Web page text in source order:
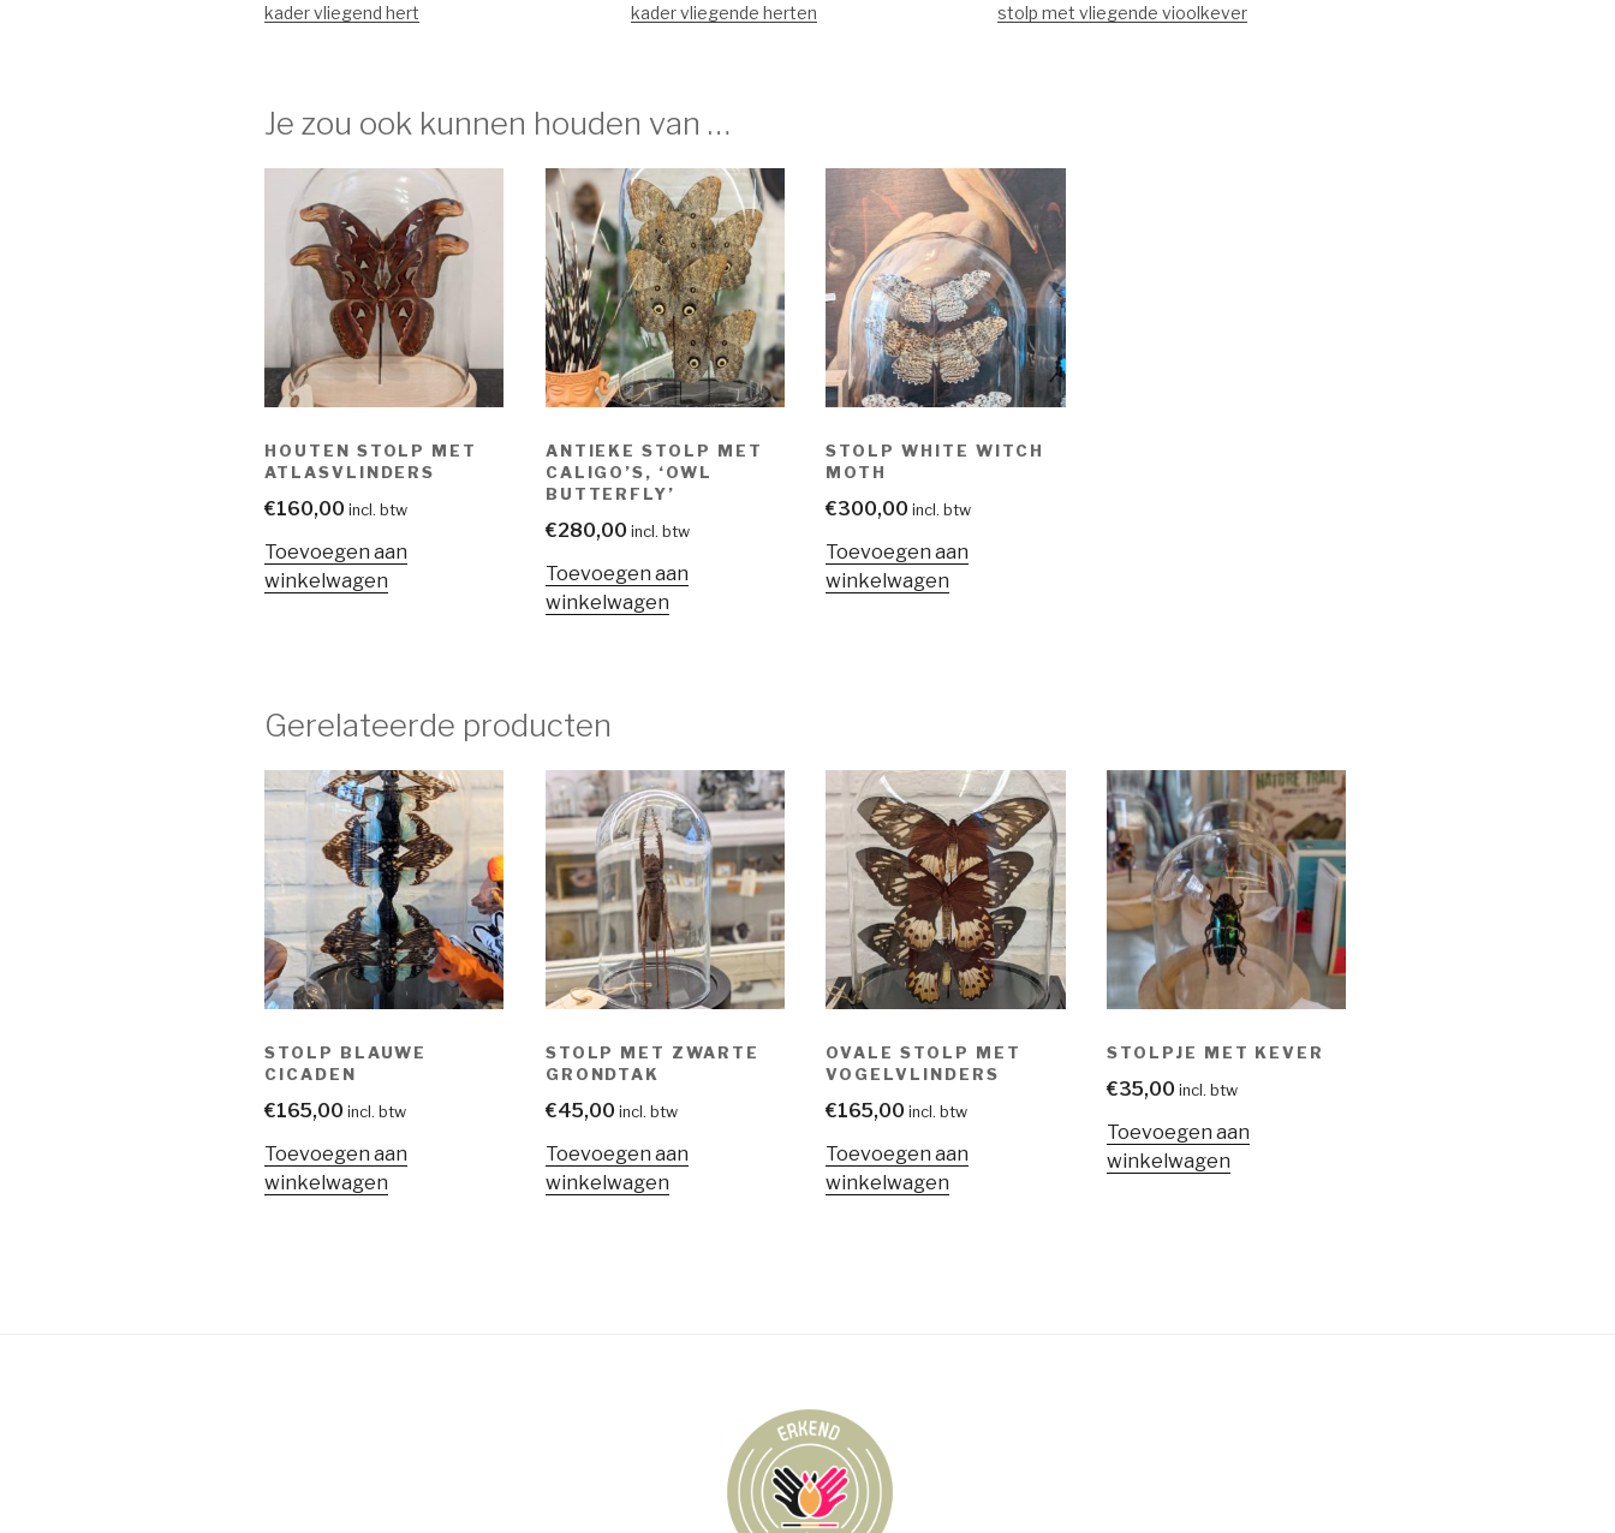
kader vliegend hert kader vliegende herten stolp met vliegende vioolkever
Je zou ook kunnen houden van …
HOUTEN STOLP MET
ATLASVLINDERS
€160,00 incl. btw
Toevoegen aan
winkelwagen
ANTIEKE STOLP MET
CALIGO’S, ‘OWL
BUTTERFLY’
€280,00 incl. btw
Toevoegen aan
winkelwagen
STOLP WHITE WITCH
MOTH
€300,00 incl. btw
Toevoegen aan
winkelwagen
Gerelateerde producten
STOLP BLAUWE
CICADEN
€165,00 incl. btw
Toevoegen aan
winkelwagen
STOLP MET ZWARTE
GRONDTAK
€45,00 incl. btw
Toevoegen aan
winkelwagen
OVALE STOLP MET
VOGELVLINDERS
€165,00 incl. btw
Toevoegen aan
winkelwagen
STOLPJE MET KEVER
€35,00 incl. btw
Toevoegen aan
winkelwagen